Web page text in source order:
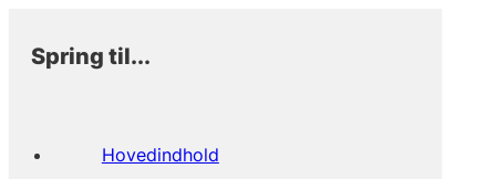
Spring til...
Hovedindhold